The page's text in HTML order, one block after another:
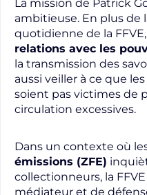
La mission de Patrick
ambitieuse. En plus de
quotidienne de la
relations avec les
la transmission des
aussi veiller à ce que
soient pas victimes de
circulation excessives.
Dans un contexte où
émissions (ZFE)
collectionneurs, la
médiateur et de